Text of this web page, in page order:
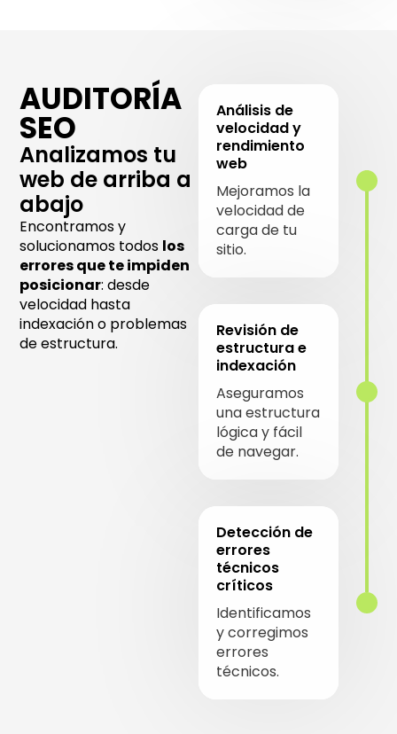
AUDITORÍA
SEO
Analizamos tu
web de arriba a
abajo
Encontramos y
solucionamos todos los
errores que te impiden
posicionar: desde
velocidad hasta
indexación o problemas
de estructura.
Análisis de
velocidad y
rendimiento
web
Mejoramos la
velocidad de
carga de tu
sitio.
Revisión de
estructura e
indexación
Aseguramos
una estructura
lógica y fácil
de navegar.
Detección de
errores
técnicos
críticos
Identificamos
y corregimos
errores
técnicos.